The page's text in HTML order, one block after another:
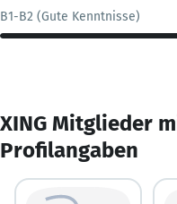
B1-B2 (Gute Kenntnisse)
XING Mitglieder
Profilangaben